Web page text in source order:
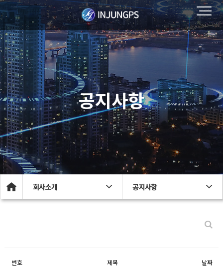
공지사항
회사소개 공지사항
번호 제목 날짜